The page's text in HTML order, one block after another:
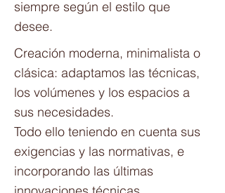
siempre según el estilo que
desee.
Creación moderna, minimalista o
clásica: adaptamos las técnicas,
los volúmenes y los espacios a
sus necesidades.
Todo ello teniendo en cuenta sus
exigencias y las normativas, e
incorporando las últimas